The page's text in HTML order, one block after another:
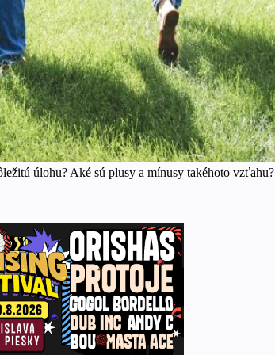
úlohu? Aké sú plusy a mínusy takéhoto vzťahu?